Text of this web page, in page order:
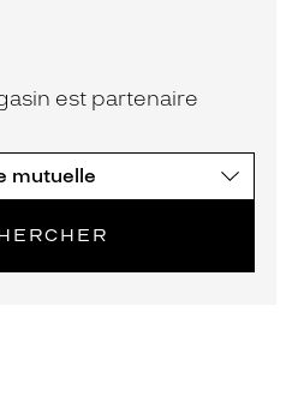
est partenaire